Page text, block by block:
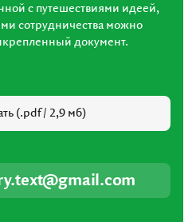
с путешествиями идеей,
сотрудничества можно
документ.
(.pdf / 2,9 мб)